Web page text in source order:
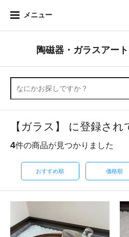
メニュー
陶磁器・ガラスアー
【ガラス】 に登録され
4件の商品が見つかりました
おすすめ順 価格順